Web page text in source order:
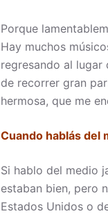
Porque
Hay muchos
regresando al lugar
de recorrer gran
hermosa, que me
Cuando hablás del
Si hablo del medio
estaban bien, pero
Estados Unidos o